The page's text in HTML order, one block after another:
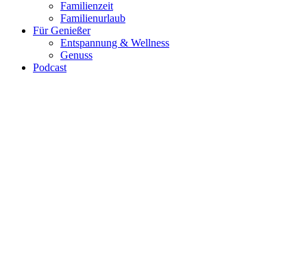
Familienzeit
Familienurlaub
Für Genießer
Entspannung & Wellness
Genuss
Podcast